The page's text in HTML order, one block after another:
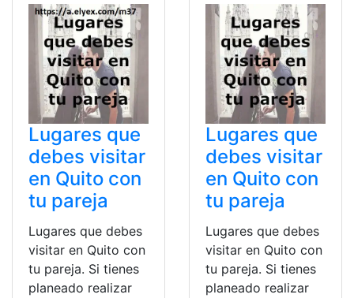
Lugares que
debes visitar
en Quito con
tu pareja
Lugares que debes
visitar en Quito con
tu pareja. Si tienes
planeado realizar
Lugares que
debes visitar
en Quito con
tu pareja
Lugares que debes
visitar en Quito con
tu pareja. Si tienes
planeado realizar